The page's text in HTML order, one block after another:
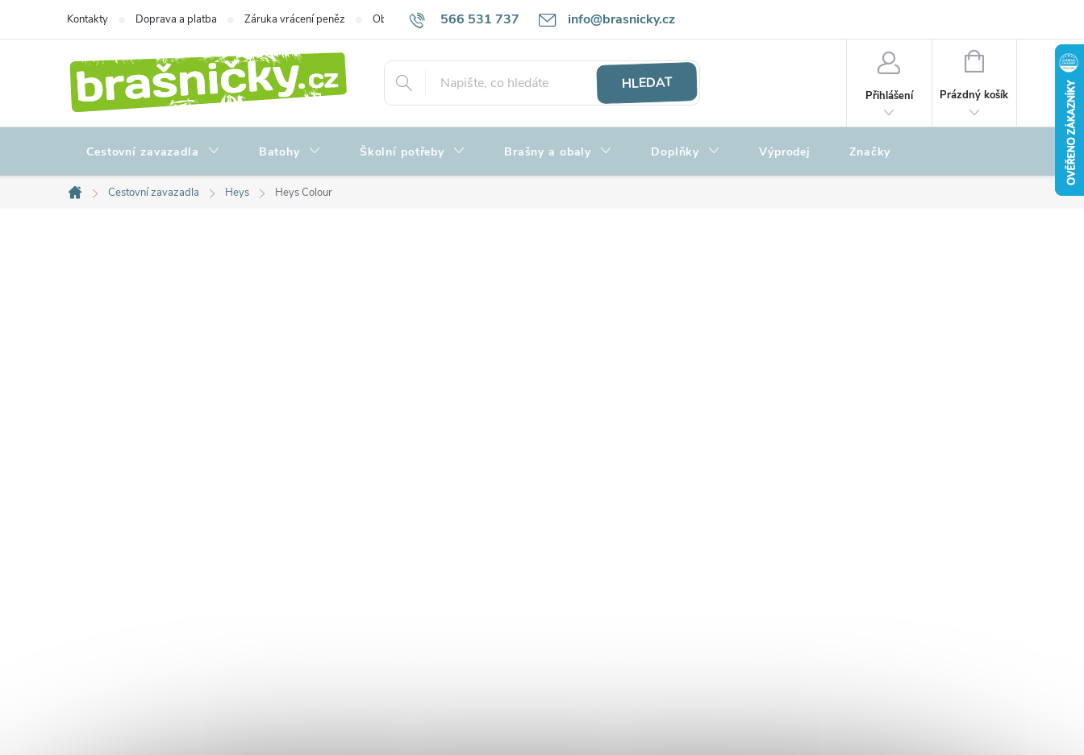
566 531 737 info@brasnicky.cz
Kontakty Doprava a platba Záruka vrácení peněz Obchodní podmínky Zpracování osobních údajů Hodnocení obchodu
HLEDAT
Přihlášení
NÁKUPNÍ
Prázdný košík
Cestovní zavazadla Batohy Školní potřeby Brašny a obaly Doplňky Výprodej Značky
Domů
Cestovní zavazadla Heys Heys Colour